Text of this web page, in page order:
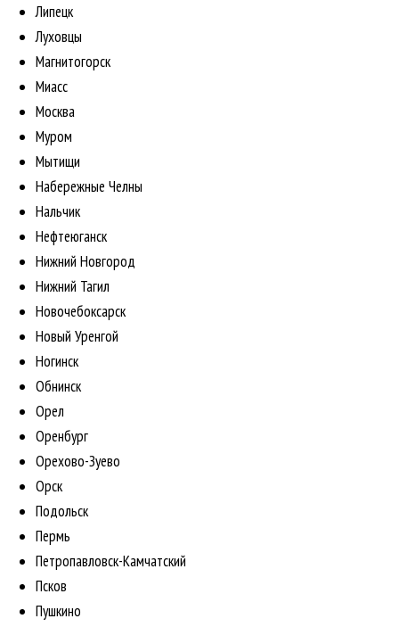
Липецк
Луховцы
Магнитогорск
Миасс
Москва
Муром
Мытищи
Набережные Челны
Нальчик
Нефтеюганск
Нижний Новгород
Нижний Тагил
Новочебоксарск
Новый Уренгой
Ногинск
Обнинск
Орел
Оренбург
Орехово-Зуево
Орск
Подольск
Пермь
Петропавловск-Камчатский
Псков
Пушкино